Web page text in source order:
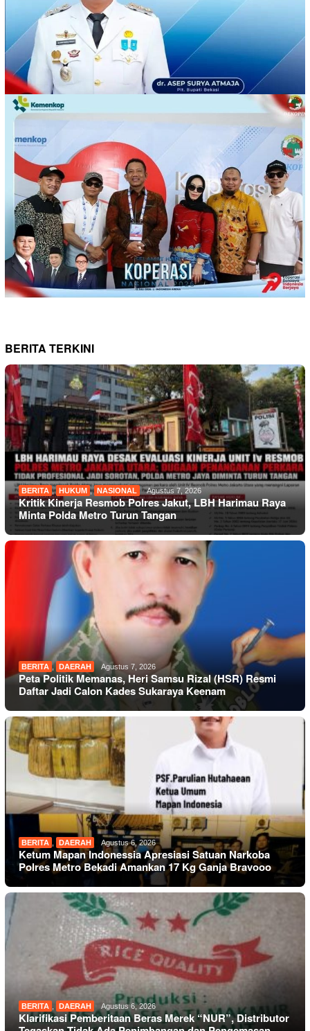
BERITA TERKINI
BERITA , HUKUM , NASIONAL Agustus 7, 2026
Kritik Kinerja Resmob Polres Jakut, LBH Harimau Raya
Minta Polda Metro Turun Tangan
BERITA , DAERAH Agustus 7, 2026
Peta Politik Memanas, Heri Samsu Rizal (HSR) Resmi
Daftar Jadi Calon Kades Sukaraya Keenam
BERITA DAERAH Agustus 6, 2026
Ketum Mapan Indonessia Apresiasi Satuan Narkoba
Polres Metro Bekadi Amankan 17 Kg Ganja Bravooo
BERITA DAERAH Agustus 6, 2026
Klarifikasi Pemberitaan Beras Merek “NUR”, Distributor